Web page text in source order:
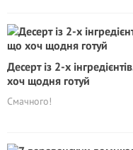
Десерт із 2-х
хоч щодня готуй
Смачного!